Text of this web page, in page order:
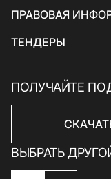
Подарки и
ПРАВОВАЯ
ТЕНДЕРЫ
ПОЛУЧАЙТЕ
ВЫБРАТЬ